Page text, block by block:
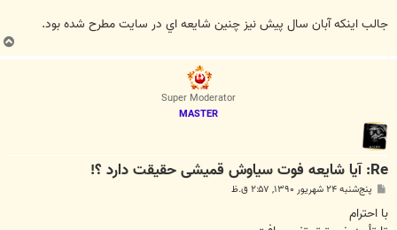
جالب اينكه آبان سال پيش نيز چنين شايعه اي در سايت مطرح شده بود.
Super Moderator
MASTER
Re: آیا شایعه فوت سیاوش قمیشی حقیقت دارد ؟!
س
ت
پنج‌شنبه ۲۴ شهریور ۱۳۹۰, ۲:۵۷ ق.ظ
با احترام